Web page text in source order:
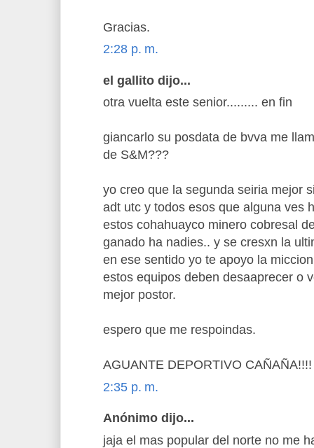
Gracias.
2:28 p. m.
el gallito dijo...
otra vuelta este senior......... en fin
giancarlo su posdata de bvva me
de S&M???
yo creo que la segunda seiria mejor
adt utc y todos esos que alguna ves
estos cohahuayco minero cobresal
ganado ha nadies.. y se cresxn la
en ese sentido yo te apoyo la
estos equipos deben desaaprecer o
mejor postor.
espero que me respoindas.
AGUANTE DEPORTIVO
2:35 p. m.
Anónimo dijo...
jaja el mas popular del norte no me